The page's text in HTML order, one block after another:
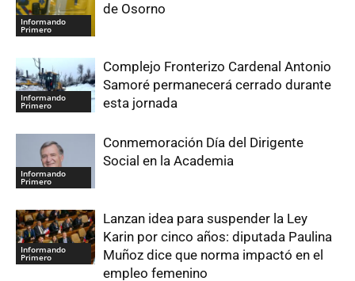
Informando
Primero
de Osorno
Informando
Primero
Complejo Fronterizo Cardenal Antonio
Samoré permanecerá cerrado durante
esta jornada
Informando
Primero
Conmemoración Día del Dirigente
Social en la Academia
Informando
Primero
Lanzan idea para suspender la Ley
Karin por cinco años: diputada Paulina
Muñoz dice que norma impactó en el
empleo femenino